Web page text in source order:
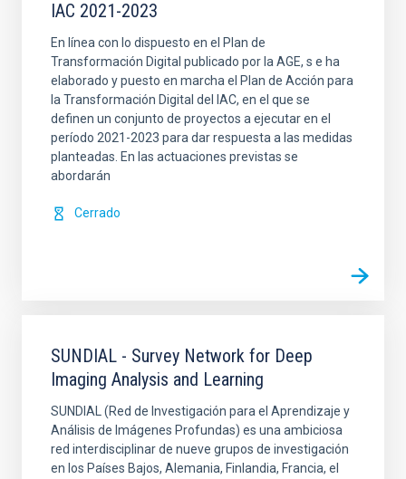
IAC 2021-2023
En línea con lo dispuesto en el Plan de
Transformación Digital publicado por la AGE, s e ha
elaborado y puesto en marcha el Plan de Acción para
la Transformación Digital del IAC, en el que se
definen un conjunto de proyectos a ejecutar en el
período 2021-2023 para dar respuesta a las medidas
planteadas. En las actuaciones previstas se
abordarán
Cerrado
SUNDIAL - Survey Network for Deep
Imaging Analysis and Learning
SUNDIAL (Red de Investigación para el Aprendizaje y
Análisis de Imágenes Profundas) es una ambiciosa
red interdisciplinar de nueve grupos de investigación
en los Países Bajos, Alemania, Finlandia, Francia, el